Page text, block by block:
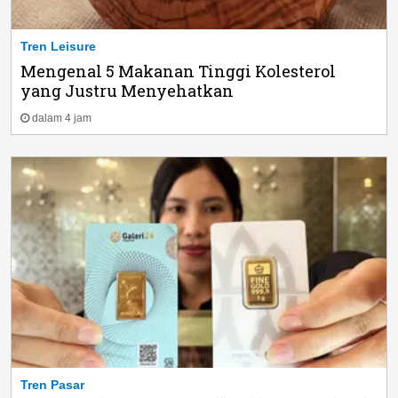
Tren Leisure
Mengenal 5 Makanan Tinggi Kolesterol
yang Justru Menyehatkan
dalam 4 jam
Tren Pasar